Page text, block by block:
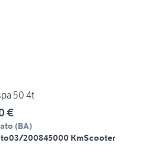
50 4t
€
(BA)
03/200845000 KmScooter